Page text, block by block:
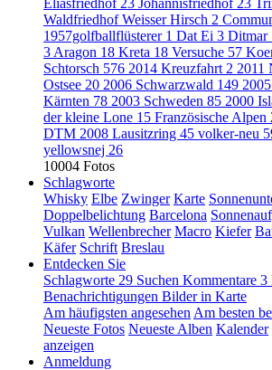
Eliasfriedhof 23 Johannisfriedhof 23
Waldfriedhof Weisser Hirsch 2
1957golfballflüsterer 1 Dat Ei 3 Ditmar
3 Aragon 18 Kreta 18 Versuche 57
Schtorsch 576 2014 Kreuzfahrt 2 2011
Ostsee 20 2006 Schwarzwald 149
Kärnten 78 2003 Schweden 85 2000
der kleine Lone 15 Französische Alpen
DTM 2008 Lausitzring 45 volker-neu
yellowsnej 26
10004 Fotos
Schlagworte
Whisky Elbe Zwinger Karte
Doppelbelichtung Barcelona
Vulkan Wellenbrecher Macro Kiefer
Käfer Schrift Breslau
Entdecken Sie
Schlagworte 29 Suchen Kommentare 3
Benachrichtigungen Bilder in Karte
Am häufigsten angesehen Am besten
Neueste Fotos Neueste Alben Kalender
anzeigen
Anmeldung